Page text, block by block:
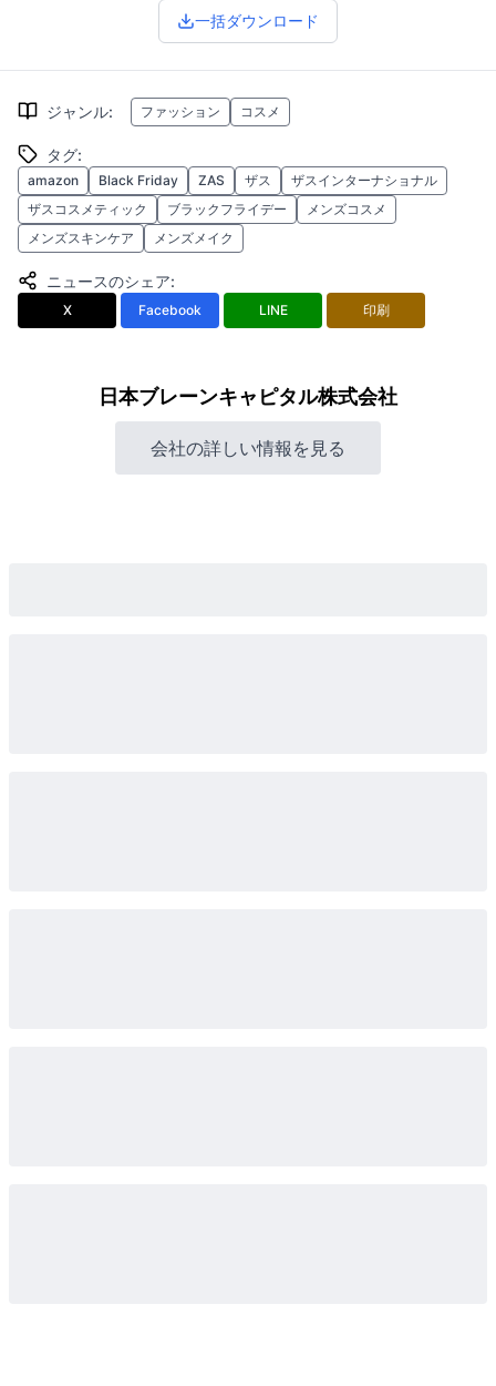
一括ダウンロード
ジャンル: ファッション コスメ
タグ:
amazon Black Friday ZAS ザス
ザスインターナショナル
ザスコスメティック
ブラックフライデー
メンズコスメ
メンズスキンケア
メンズメイク
ニュースのシェア:
X Facebook LINE 印刷
日本ブレーンキャピタル株式会社
会社の詳しい情報を見る